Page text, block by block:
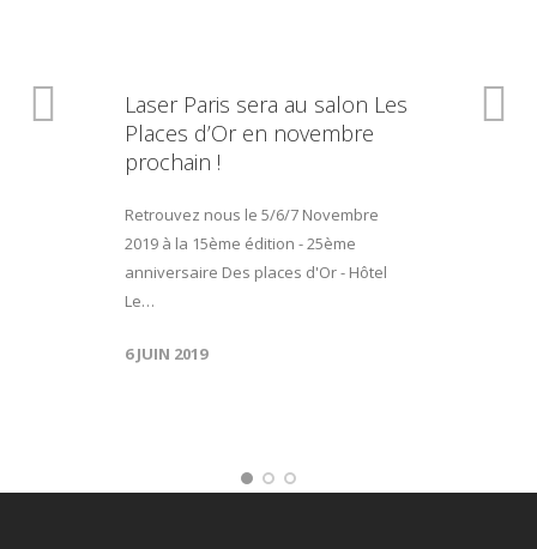
Laser Paris sera au salon Les
Places d’Or en novembre
prochain !
Retrouvez nous le 5/6/7 Novembre
2019 à la 15ème édition - 25ème
anniversaire Des places d'Or - Hôtel
Le…
6 JUIN 2019